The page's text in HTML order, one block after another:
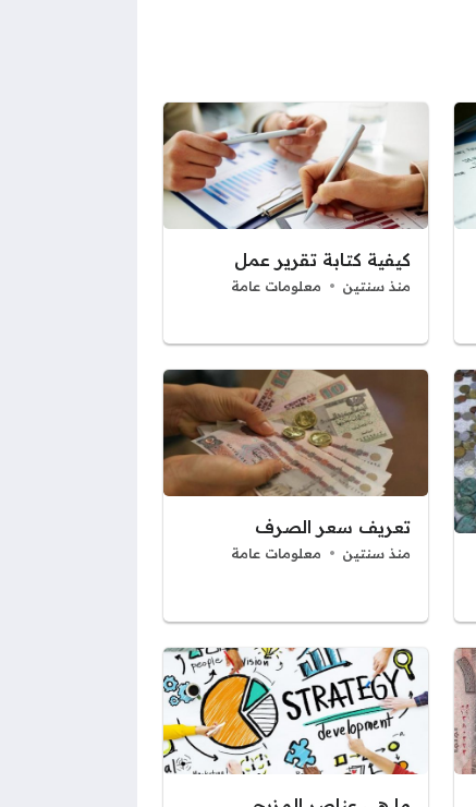
كيفية كتابة تقرير عمل
منذ سنتين معلومات عامة
تعريف سعر الصرف
منذ سنتين معلومات عامة